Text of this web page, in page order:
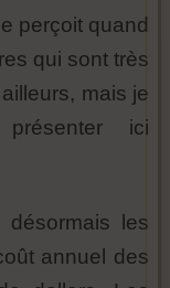
perçoit quand
qui sont très
mais je
ici
les
annuel des